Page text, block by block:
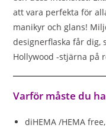
att vara perfekta för
manikyr och glans!
designerflaska får dig,
Hollywood -stjärna på
Varför måste du
diHEMA /HEMA